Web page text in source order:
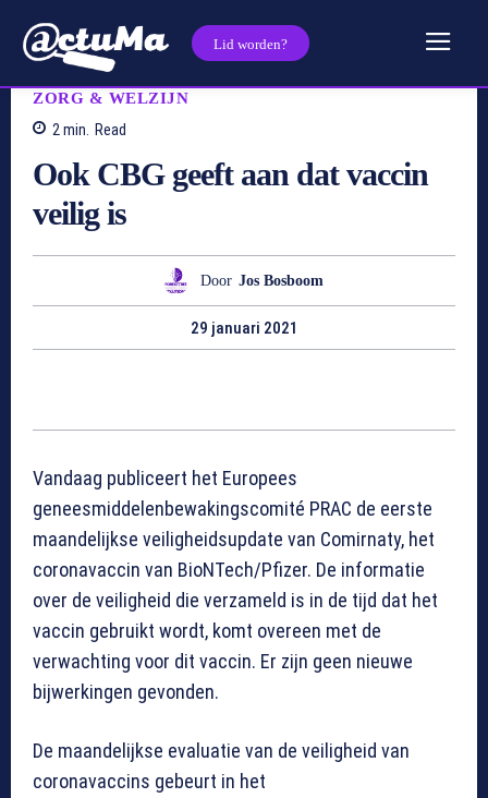
Lid worden?
ZORG & WELZIJN
2 min. Read
Ook CBG geeft aan dat vaccin
veilig is
Door Jos Bosboom
29 januari 2021
Vandaag publiceert het Europees
geneesmiddelenbewakingscomité PRAC de eerste
maandelijkse veiligheidsupdate van Comirnaty, het
coronavaccin van BioNTech/Pfizer. De informatie
over de veiligheid die verzameld is in de tijd dat het
vaccin gebruikt wordt, komt overeen met de
verwachting voor dit vaccin. Er zijn geen nieuwe
bijwerkingen gevonden.
De maandelijkse evaluatie van de veiligheid van
coronavaccins gebeurt in het